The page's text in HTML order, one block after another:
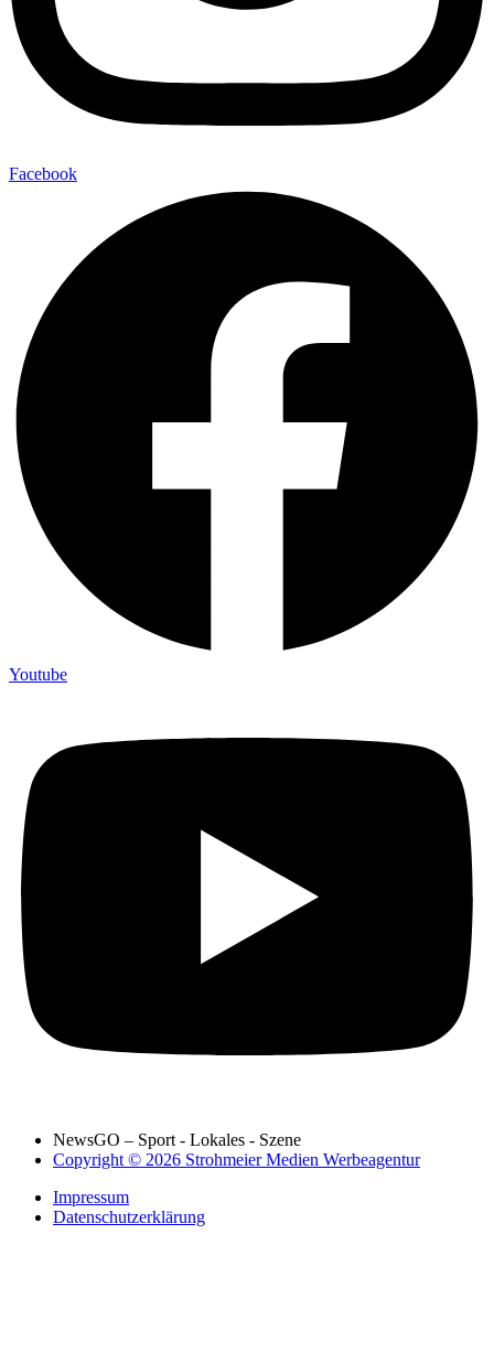
Facebook
Youtube
NewsGO – Sport - Lokales - Szene
Copyright © 2026 Strohmeier Medien Werbeagentur
Impressum
Datenschutzerklärung